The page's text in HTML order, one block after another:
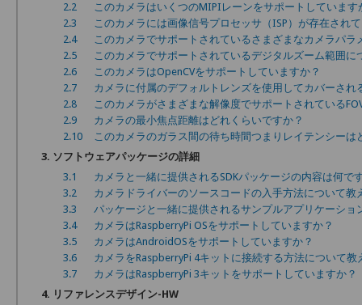
2.2
このカメラはいくつのMIPIレーンをサポートしています
2.3
このカメラには画像信号プロセッサ（ISP）が存在され
2.4
このカメラでサポートされているさまざまなカメラパラ
2.5
このカメラでサポートされているデジタルズーム範囲に
2.6
このカメラはOpenCVをサポートしていますか？
2.7
カメラに付属のデフォルトレンズを使用してカバーされ
2.8
このカメラがさまざまな解像度でサポートされている
2.9
カメラの最小焦点距離はどれくらいですか？
2.10
このカメラのガラス間の待ち時間つまりレイテンシーは
3. ソフトウェアパッケージの詳細
3.1
カメラと一緒に提供されるSDKパッケージの内容は何で
3.2
カメラドライバーのソースコードの入手方法について教
3.3
パッケージと一緒に提供されるサンプルアプリケーショ
3.4
カメラはRaspberryPi OSをサポートしていますか？
3.5
カメラはAndroidOSをサポートしていますか？
3.6
カメラをRaspberryPi 4キットに接続する方法について教
3.7
カメラはRaspberryPi 3キットをサポートしていますか？
4. リファレンスデザイン-HW